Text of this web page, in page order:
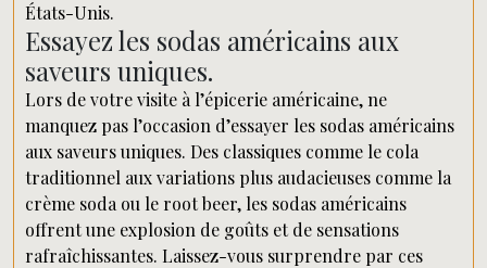
États-Unis.
Essayez les sodas américains aux
saveurs uniques.
Lors de votre visite à l’épicerie américaine, ne
manquez pas l’occasion d’essayer les sodas américains
aux saveurs uniques. Des classiques comme le cola
traditionnel aux variations plus audacieuses comme la
crème soda ou le root beer, les sodas américains
offrent une explosion de goûts et de sensations
rafraîchissantes. Laissez-vous surprendre par ces